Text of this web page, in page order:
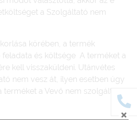
a Szolgáltató nem
körében, a termék
feladata és költsége A terméket a
kell visszaküldeni. Utánvétes
nem vesz át, ilyen esetben úgy
terméket a Vevő nem szolgáltatta